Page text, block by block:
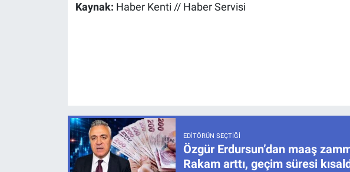
Kaynak: Haber Kenti // Haber Servisi
EDITÖRÜN SEÇTIĞI
Özgür Erdursun’dan maaş
Rakam arttı, geçim süresi